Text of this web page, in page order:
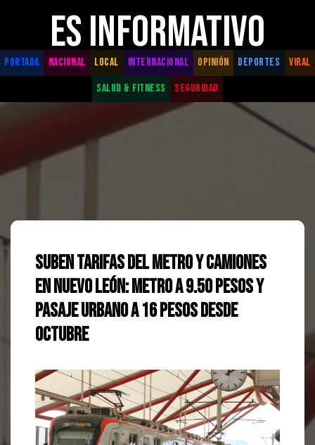
ES INFORMATIVO
PORTADA NACIONAL LOCAL INTERNACIONAL OPINIÓN DEPORTES
VIRAL
SALUD & FITNESS
SEGURIDAD
Suben tarifas del Metro y camiones
en Nuevo León: Metro a 9.50 pesos y
pasaje urbano a 16 pesos desde
octubre